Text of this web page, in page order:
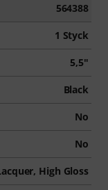
564388
1 Styck
5,5"
Black
No
No
High Gloss